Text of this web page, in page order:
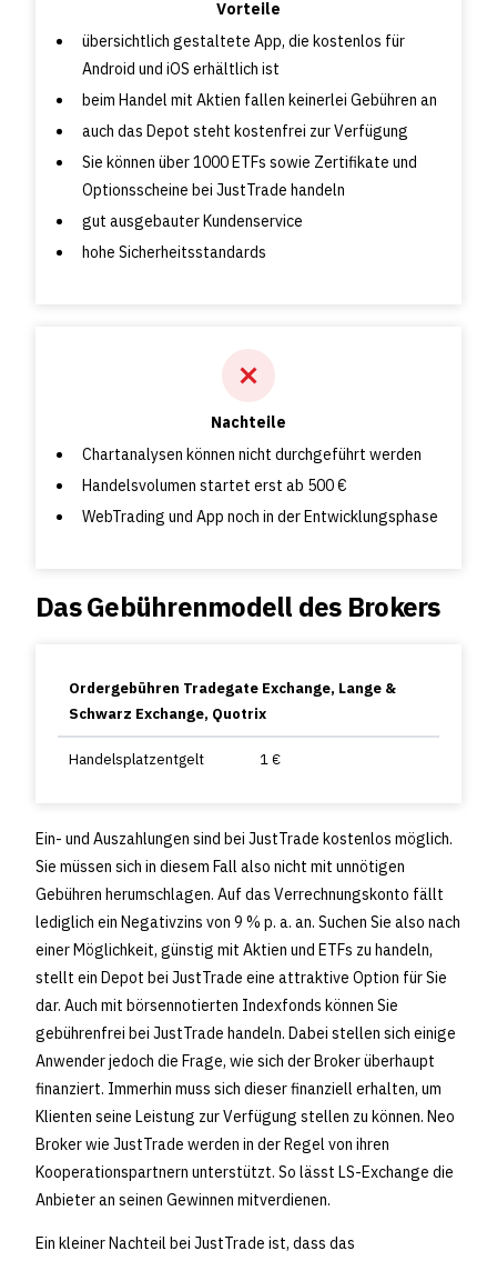
Vorteile
übersichtlich gestaltete App, die kostenlos für
Android und iOS erhältlich ist
beim Handel mit Aktien fallen keinerlei Gebühren an
auch das Depot steht kostenfrei zur Verfügung
Sie können über 1000 ETFs sowie Zertifikate und
Optionsscheine bei JustTrade handeln
gut ausgebauter Kundenservice
hohe Sicherheitsstandards
Nachteile
Chartanalysen können nicht durchgeführt werden
Handelsvolumen startet erst ab 500 €
WebTrading und App noch in der Entwicklungsphase
Das Gebührenmodell des Brokers
Ordergebühren Tradegate Exchange, Lange &
Schwarz Exchange, Quotrix
Handelsplatzentgelt 1 €
Ein- und Auszahlungen sind bei JustTrade kostenlos möglich.
Sie müssen sich in diesem Fall also nicht mit unnötigen
Gebühren herumschlagen. Auf das Verrechnungskonto fällt
lediglich ein Negativzins von 9 % p. a. an. Suchen Sie also nach
einer Möglichkeit, günstig mit Aktien und ETFs zu handeln,
stellt ein Depot bei JustTrade eine attraktive Option für Sie
dar. Auch mit börsennotierten Indexfonds können Sie
gebührenfrei bei JustTrade handeln. Dabei stellen sich einige
Anwender jedoch die Frage, wie sich der Broker überhaupt
finanziert. Immerhin muss sich dieser finanziell erhalten, um
Klienten seine Leistung zur Verfügung stellen zu können. Neo
Broker wie JustTrade werden in der Regel von ihren
Kooperationspartnern unterstützt. So lässt LS-Exchange die
Anbieter an seinen Gewinnen mitverdienen.
Ein kleiner Nachteil bei JustTrade ist, dass das